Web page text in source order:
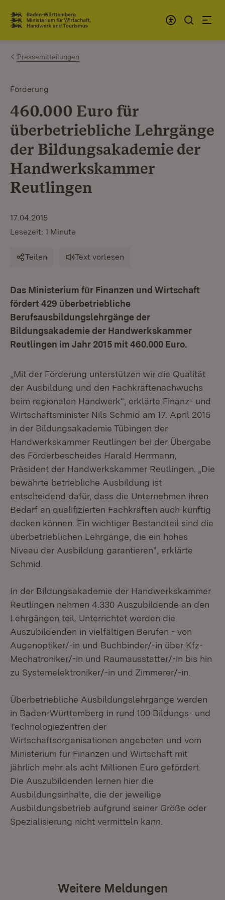
Zum Inhalt springen
Link zur Startseite
Pressemitteilungen
Förderung
460.000 Euro für
überbetriebliche Lehrgänge
der Bildungsakademie der
Handwerkskammer
Reutlingen
17.04.2015
Lesezeit: 1 Minute
Teilen Text vorlesen
Das Ministerium für Finanzen und Wirtschaft
fördert 429 überbetriebliche
Berufsausbildungslehrgänge der
Bildungsakademie der Handwerkskammer
Reutlingen im Jahr 2015 mit 460.000 Euro.
„Mit der Förderung unterstützen wir die Qualität
der Ausbildung und den Fachkräftenachwuchs
beim regionalen Handwerk“, erklärte Finanz- und
Wirtschaftsminister Nils Schmid am 17. April 2015
in der Bildungsakademie Tübingen der
Handwerkskammer Reutlingen bei der Übergabe
des Förderbescheides Harald Herrmann,
Präsident der Handwerkskammer Reutlingen. „Die
bewährte betriebliche Ausbildung ist
entscheidend dafür, dass die Unternehmen ihren
Bedarf an qualifizierten Fachkräften auch künftig
decken können. Ein wichtiger Bestandteil sind die
überbetrieblichen Lehrgänge, die ein hohes
Niveau der Ausbildung garantieren", erklärte
Schmid.
In der Bildungsakademie der Handwerkskammer
Reutlingen nehmen 4.330 Auszubildende an den
Lehrgängen teil. Unterrichtet werden die
Auszubildenden in vielfältigen Berufen - von
Augenoptiker/-in und Buchbinder/-in über Kfz-
Mechatroniker/-in und Raumausstatter/-in bis hin
zu Systemelektroniker/-in und Zimmerer/-in.
Überbetriebliche Ausbildungslehrgänge werden
in Baden-Württemberg in rund 100 Bildungs- und
Technologiezentren der
Wirtschaftsorganisationen angeboten und vom
Ministerium für Finanzen und Wirtschaft mit
jährlich mehr als acht Millionen Euro gefördert.
Die Auszubildenden lernen hier die
Ausbildungsinhalte, die der jeweilige
Ausbildungsbetrieb aufgrund seiner Größe oder
Spezialisierung nicht vermitteln kann.
Weitere Meldungen